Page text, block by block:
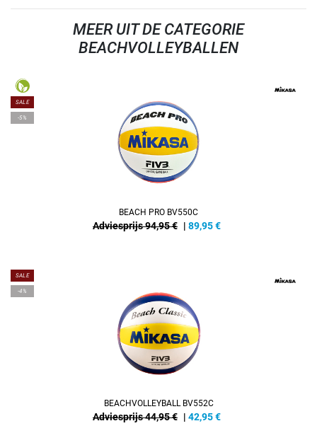
MEER UIT DE CATEGORIE
BEACHVOLLEYBALLEN
SALE
-5%
BEACH PRO BV550C
Adviesprijs 94,95 € | 89,95€
SALE
-4%
BEACHVOLLEYBALL BV552C
Adviesprijs 44,95 € | 42,95€